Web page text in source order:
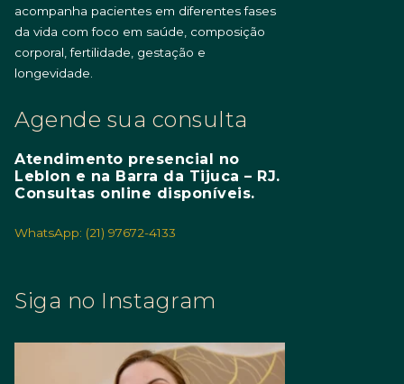
acompanha pacientes em diferentes fases
da vida com foco em saúde, composição
corporal, fertilidade, gestação e
longevidade.
Agende sua consulta
Atendimento presencial no
Leblon e na Barra da Tijuca – RJ.
Consultas online disponíveis.
WhatsApp: (21) 97672-4133
Siga no Instagram